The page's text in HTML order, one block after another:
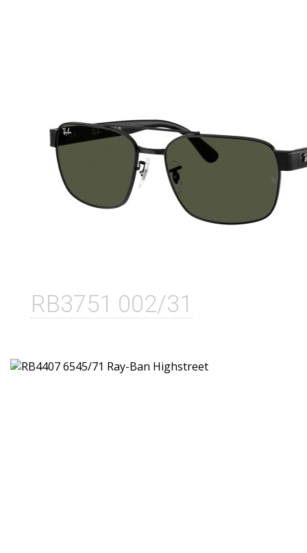
RB3751 002/31